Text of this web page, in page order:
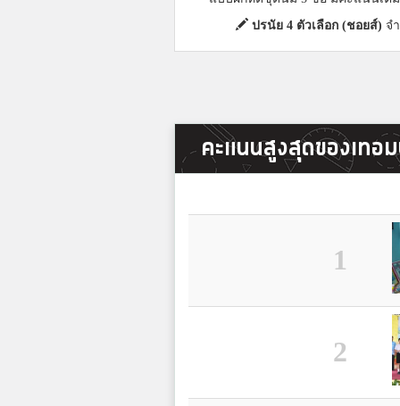
ปรนัย 4 ตัวเลือก (ชอยส์) จ
คะแนนสูงสุดของเทอ
1
2